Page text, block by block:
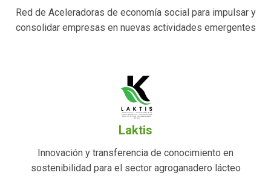
Red de Aceleradoras de economía social para impulsar y
consolidar empresas en nuevas actividades emergentes
Laktis
Innovación y transferencia de conocimiento en
sostenibilidad para el sector agroganadero lácteo